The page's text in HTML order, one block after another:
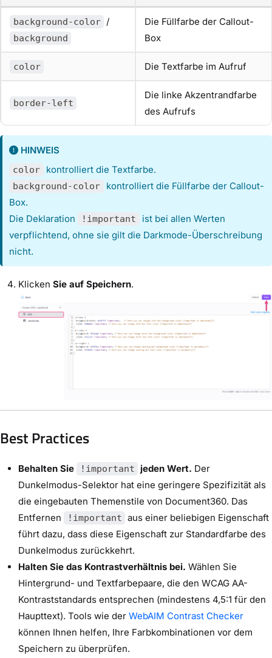
background-color /
background
Die Füllfarbe der Callout-
Box
color Die Textfarbe im Aufruf
border-left
Die linke Akzentrandfarbe
des Aufrufs
HINWEIS
color kontrolliert die Textfarbe.
background-color
kontrolliert die Füllfarbe der Callout-
Box.
Die Deklaration
!important
ist bei allen Werten
verpflichtend, ohne sie gilt die Darkmode-Überschreibung
nicht.
Klicken Sie auf Speichern.
Best Practices
Behalten Sie !important jeden Wert. Der
Dunkelmodus-Selektor hat eine geringere Spezifizität als
die eingebauten Themenstile von Document360. Das
Entfernen
!important aus einer beliebigen Eigenschaft
führt dazu, dass diese Eigenschaft zur Standardfarbe des
Dunkelmodus zurückkehrt.
Halten Sie das Kontrastverhältnis bei. Wählen Sie
Hintergrund- und Textfarbepaare, die den WCAG AA-
Kontraststandards entsprechen (mindestens 4,5:1 für den
Haupttext). Tools wie der WebAIM Contrast Checker
können Ihnen helfen, Ihre Farbkombinationen vor dem
Speichern zu überprüfen.